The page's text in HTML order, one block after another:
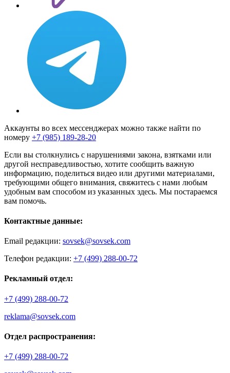
Аккаунты во всех мессенджерах можно также найти по
номеру +7 (985) 189-28-20
Если вы столкнулись с нарушениями закона, взятками или
другой несправедливостью, хотите сообщить важную
информацию, поделиться видео или другими материалами,
требующими общего внимания, свяжитесь с нами любым
удобным вам способом из указанных здесь. Мы постараемся
вам помочь.
Контактные данные:
Email редакции: sovsek@sovsek.com
Телефон редакции: +7 (499) 288-00-72
Рекламный отдел:
+7 (499) 288-00-72
reklama@sovsek.com
Отдел распространения:
+7 (499) 288-00-72